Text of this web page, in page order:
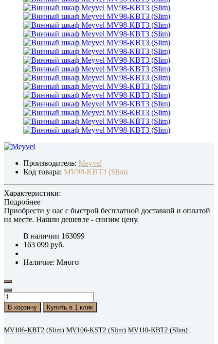
Производитель: Meyvel
Код товара: MV98-KBT3 (Slim)
Характеристики:
Подробнее
Приобрести у нас с быстрой бесплатной доставкой и оплатой
на месте. Нашли дешевле - снизим цену.
В наличии 163099
163 099 руб.
Наличие: Много
В корзину Купить в 1 клик
MV106-KBT2 (Slim) MV106-KST2 (Slim) MV110-KBT2 (Slim)